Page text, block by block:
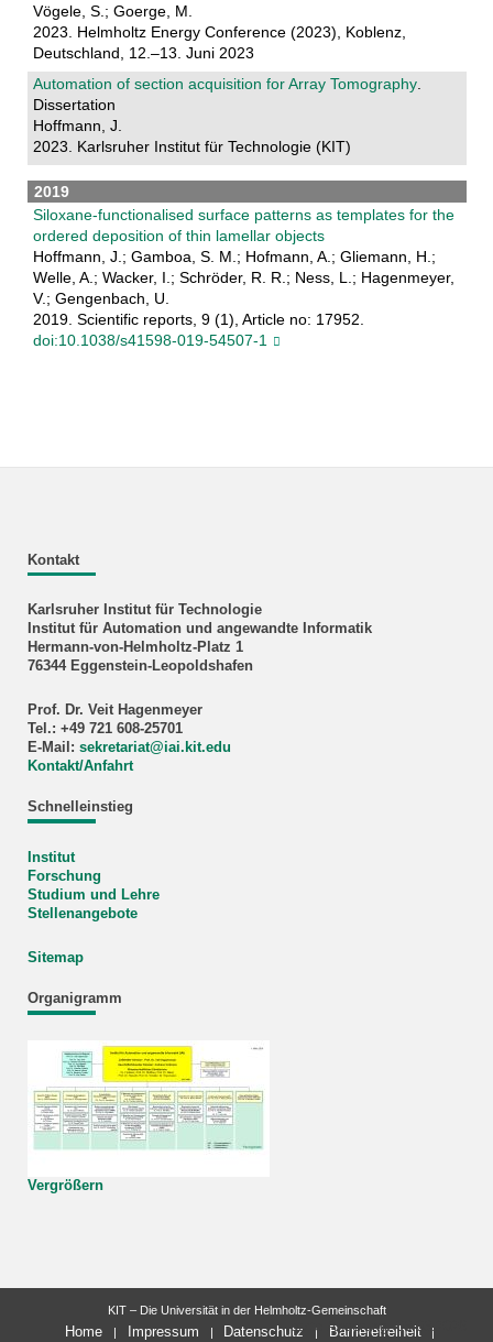
Vögele, S.; Goerge, M.
2023. Helmholtz Energy Conference (2023), Koblenz,
Deutschland, 12.–13. Juni 2023
Automation of section acquisition for Array Tomography.
Dissertation
Hoffmann, J.
2023. Karlsruher Institut für Technologie (KIT)
2019
Siloxane-functionalised surface patterns as templates for the
ordered deposition of thin lamellar objects
Hoffmann, J.; Gamboa, S. M.; Hofmann, A.; Gliemann, H.;
Welle, A.; Wacker, I.; Schröder, R. R.; Ness, L.; Hagenmeyer,
V.; Gengenbach, U.
2019. Scientific reports, 9 (1), Article no: 17952.
doi:10.1038/s41598-019-54507-1
Kontakt
Karlsruher Institut für Technologie
Institut für Automation und angewandte Informatik
Hermann-von-Helmholtz-Platz 1
76344 Eggenstein-Leopoldshafen
Prof. Dr. Veit Hagenmeyer
Tel.: +49 721 608-25701
E-Mail: sekretariat@iai.kit.edu
Kontakt/Anfahrt
Schnelleinstieg
Institut
Forschung
Studium und Lehre
Stellenangebote
Sitemap
Organigramm
Vergrößern
letzte Änderung: 03.03.2026
KIT – Die Universität in der Helmholtz-Gemeinschaft
Home Impressum Datenschutz Barrierefreiheit